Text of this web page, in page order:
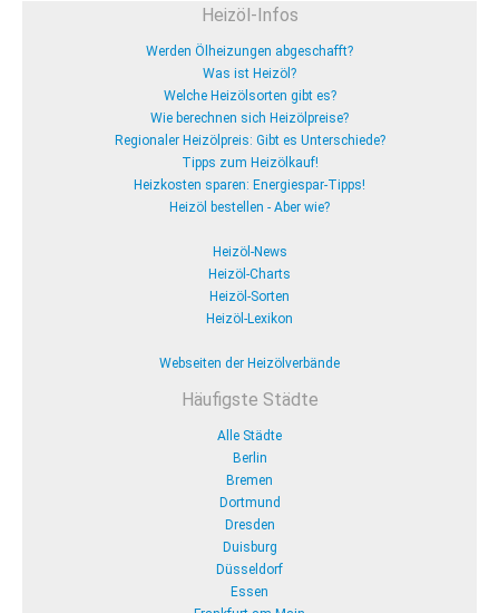
Heizöl-Infos
Werden Ölheizungen abgeschafft?
Was ist Heizöl?
Welche Heizölsorten gibt es?
Wie berechnen sich Heizölpreise?
Regionaler Heizölpreis: Gibt es Unterschiede?
Tipps zum Heizölkauf!
Heizkosten sparen: Energiespar-Tipps!
Heizöl bestellen - Aber wie?
Heizöl-News
Heizöl-Charts
Heizöl-Sorten
Heizöl-Lexikon
Webseiten der Heizölverbände
Häufigste Städte
Alle Städte
Berlin
Bremen
Dortmund
Dresden
Duisburg
Düsseldorf
Essen